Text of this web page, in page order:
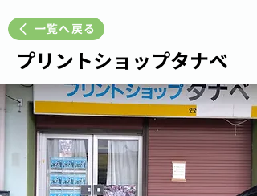
一覧へ戻る
プリントショップタナベ